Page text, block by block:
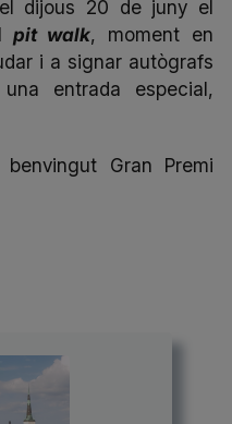
dijous 20 de juny el
pit walk, moment en
i a signar autògrafs
entrada especial,
Gran Premi